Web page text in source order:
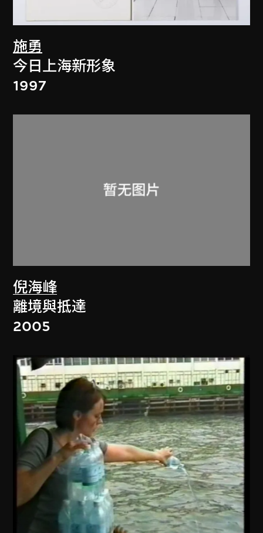
施勇
今日上海新形象
1997
倪海峰
離境與抵達
2005